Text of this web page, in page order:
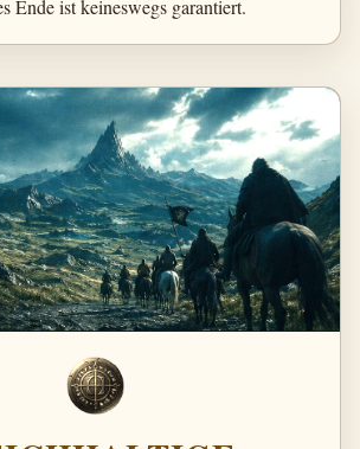
Ende ist keineswegs garantiert.